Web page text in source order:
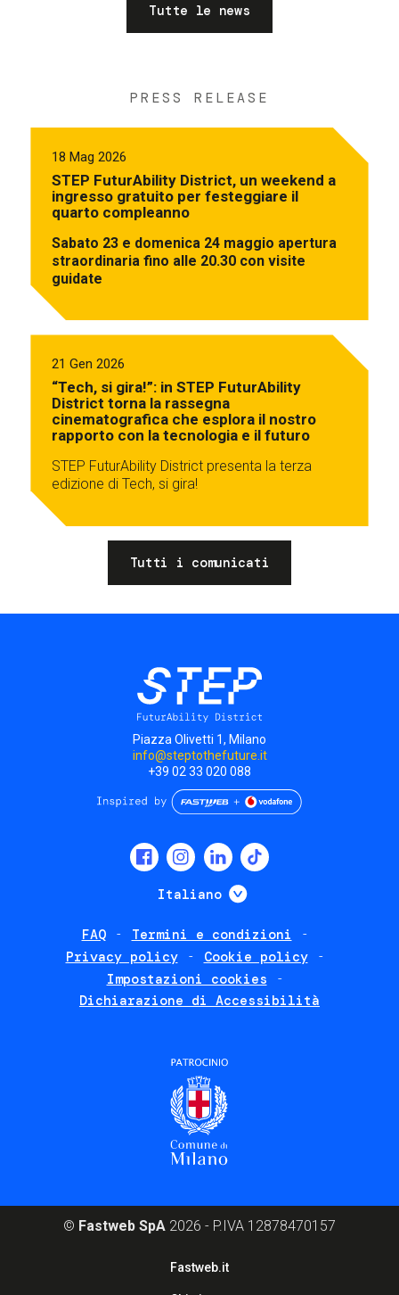
Tutte le news
PRESS RELEASE
18 Mag 2026
STEP FuturAbility District, un weekend a
ingresso gratuito per festeggiare il
quarto compleanno
Sabato 23 e domenica 24 maggio apertura
straordinaria fino alle 20.30 con visite
guidate
21 Gen 2026
“Tech, si gira!”: in STEP FuturAbility
District torna la rassegna
cinematografica che esplora il nostro
rapporto con la tecnologia e il futuro
STEP FuturAbility District presenta la terza
edizione di Tech, si gira!
Tutti i comunicati
Piazza Olivetti 1, Milano
info@steptothefuture.it
+39 02 33 020 088
Italiano Mostra ulteriori
FAQ
Termini e condizioni
Privacy policy
Cookie policy
Impostazioni cookies
Dichiarazione di Accessibilità
© Fastweb SpA 2026 - P.IVA 12878470157
Fastweb.it